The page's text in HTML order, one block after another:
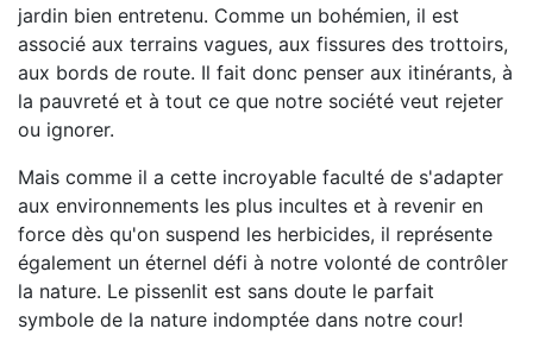
jardin bien entretenu. Comme un bohémien, il est
associé aux terrains vagues, aux fissures des trottoirs,
aux bords de route. Il fait donc penser aux itinérants, à
la pauvreté et à tout ce que notre société veut rejeter
ou ignorer.
Mais comme il a cette incroyable faculté de s'adapter
aux environnements les plus incultes et à revenir en
force dès qu'on suspend les herbicides, il représente
également un éternel défi à notre volonté de contrôler
la nature. Le pissenlit est sans doute le parfait
symbole de la nature indomptée dans notre cour!